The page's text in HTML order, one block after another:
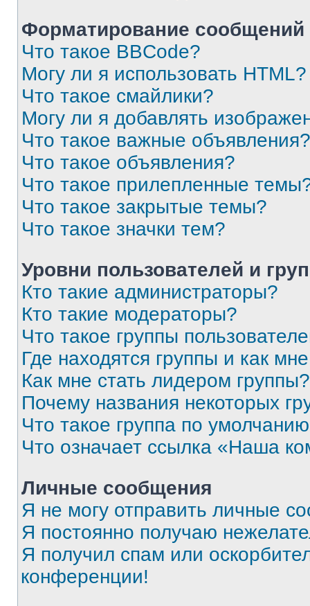
Форматирование
Что такое BBCode?
Могу ли я использовать HTML?
Что такое смайлики?
Могу ли я добавлять
Что такое важные объявления?
Что такое объявления?
Что такое прилепленные
Что такое закрытые темы?
Что такое значки тем?
Уровни пользователей и
Кто такие администраторы?
Кто такие модераторы?
Что такое группы
Где находятся группы и как
Как мне стать лидером группы?
Почему названия некоторых
Что такое группа по
Что означает ссылка «Наша
Личные сообщения
Я не могу отправить личные
Я постоянно получаю
Я получил спам или
конференции!